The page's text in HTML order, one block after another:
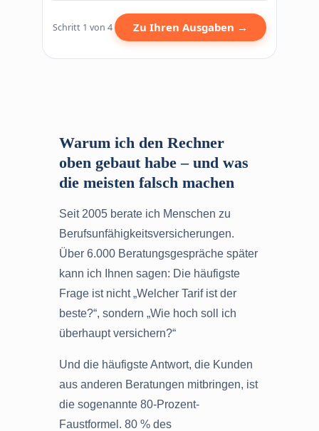
Schritt 1 von 4 Zu Ihren Ausgaben →
Warum ich den Rechner
oben gebaut habe – und was
die meisten falsch machen
Seit 2005 berate ich Menschen zu
Berufsunfähigkeitsversicherungen.
Über 6.000 Beratungsgespräche später
kann ich Ihnen sagen: Die häufigste
Frage ist nicht „Welcher Tarif ist der
beste?“, sondern „Wie hoch soll ich
überhaupt versichern?“
Und die häufigste Antwort, die Kunden
aus anderen Beratungen mitbringen, ist
die sogenannte 80-Prozent-
Faustformel. 80 % des